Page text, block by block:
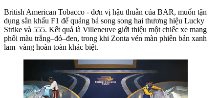
British American Tobacco - đơn vị hậu thuẫn của BAR, muốn tận
dụng sân khấu F1 để quảng bá song song hai thương hiệu Lucky
Strike và 555. Kết quả là Villeneuve giới thiệu một chiếc xe mang
phối màu trắng–đỏ–đen, trong khi Zonta vén màn phiên bản xanh
lam–vàng hoàn toàn khác biệt.